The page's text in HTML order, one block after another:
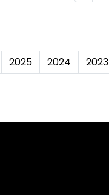
2025 2024 2023